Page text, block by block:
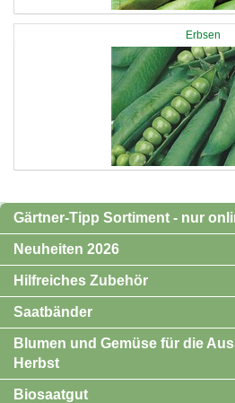
Erbsen
Gärtner-Tipp Sortiment - nur
Neuheiten 2026
Hilfreiches Zubehör
Saatbänder
Blumen und Gemüse für die
Herbst
Biosaatgut